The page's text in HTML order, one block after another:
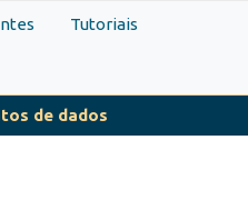
Tutoriais
de dados